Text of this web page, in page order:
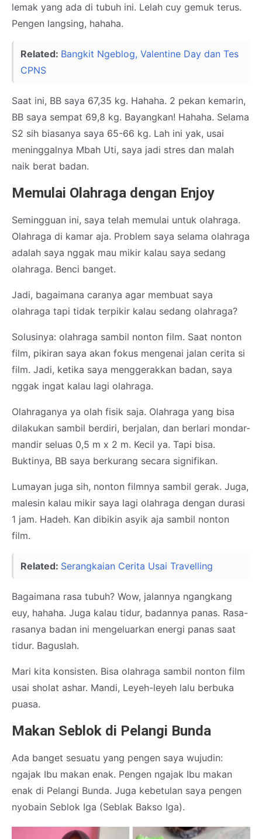
lemak yang ada di tubuh ini. Lelah cuy gemuk terus.
Pengen langsing, hahaha.
Related: Bangkit Ngeblog, Valentine Day dan Tes
CPNS
Saat ini, BB saya 67,35 kg. Hahaha. 2 pekan kemarin,
BB saya sempat 69,8 kg. Bayangkan! Hahaha. Selama
S2 sih biasanya saya 65-66 kg. Lah ini yak, usai
meninggalnya Mbah Uti, saya jadi stres dan malah
naik berat badan.
Memulai Olahraga dengan Enjoy
Semingguan ini, saya telah memulai untuk olahraga.
Olahraga di kamar aja. Problem saya selama olahraga
adalah saya nggak mau mikir kalau saya sedang
olahraga. Benci banget.
Jadi, bagaimana caranya agar membuat saya
olahraga tapi tidak terpikir kalau sedang olahraga?
Solusinya: olahraga sambil nonton film. Saat nonton
film, pikiran saya akan fokus mengenai jalan cerita si
film. Jadi, ketika saya menggerakkan badan, saya
nggak ingat kalau lagi olahraga.
Olahraganya ya olah fisik saja. Olahraga yang bisa
dilakukan sambil berdiri, berjalan, dan berlari mondar-
mandir seluas 0,5 m x 2 m. Kecil ya. Tapi bisa.
Buktinya, BB saya berkurang secara signifikan.
Lumayan juga sih, nonton filmnya sambil gerak. Juga,
malesin kalau mikir saya lagi olahraga dengan durasi
1 jam. Hadeh. Kan dibikin asyik aja sambil nonton
film.
Related: Serangkaian Cerita Usai Travelling
Bagaimana rasa tubuh? Wow, jalannya ngangkang
euy, hahaha. Juga kalau tidur, badannya panas. Rasa-
rasanya badan ini mengeluarkan energi panas saat
tidur. Baguslah.
Mari kita konsisten. Bisa olahraga sambil nonton film
usai sholat ashar. Mandi, Leyeh-leyeh lalu berbuka
puasa.
Makan Seblok di Pelangi Bunda
Ada banget sesuatu yang pengen saya wujudin:
ngajak Ibu makan enak. Pengen ngajak Ibu makan
enak di Pelangi Bunda. Juga kebetulan saya pengen
nyobain Seblok Iga (Seblak Bakso Iga).